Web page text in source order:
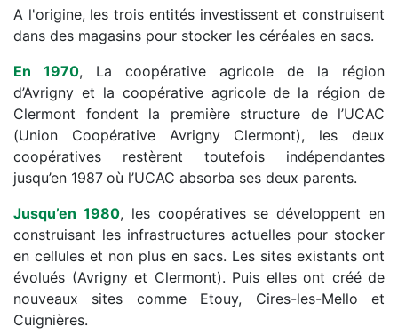
A l'origine, les trois entités investissent et construisent
dans des magasins pour stocker les céréales en sacs.
En 1970, La coopérative agricole de la région
d’Avrigny et la coopérative agricole de la région de
Clermont fondent la première structure de l’UCAC
(Union Coopérative Avrigny Clermont), les deux
coopératives restèrent toutefois indépendantes
jusqu’en 1987 où l’UCAC absorba ses deux parents.
Jusqu’en 1980, les coopératives se développent en
construisant les infrastructures actuelles pour stocker
en cellules et non plus en sacs. Les sites existants ont
évolués (Avrigny et Clermont). Puis elles ont créé de
nouveaux sites comme Etouy, Cires-les-Mello et
Cuignières.